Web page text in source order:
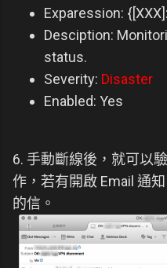
Exparession:
Desciption:
status.
Severity: Disaster
Enabled: Yes
6. 手動斷線後，就可以
作，若有開啟 Email 通
的信。